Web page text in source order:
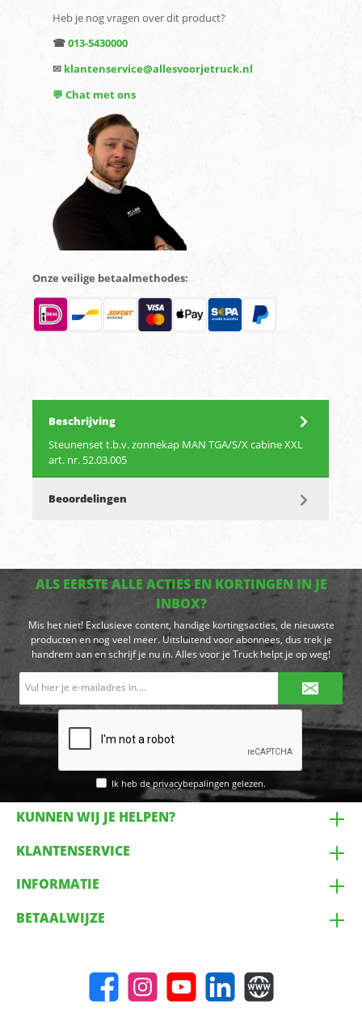
Heb je nog vragen over dit product?
☎013-5430000
✉ klantenservice@allesvoorjetruck.nl
💬 Chat met ons
Onze veilige betaalmethodes:
Beschrijving
Steunenset t.b.v. zonnekap MAN TGA/S/X cabine XXL
art. nr. 52.03.005
Beoordelingen
ALS EERSTE ALLE ACTIES EN KORTINGEN IN JE
INBOX?
Mis het niet! Exclusieve content, handige kortingsacties, de nieuwste
producten en nog veel meer. Uitsluitend voor abonnees, dus trek je
handrem aan en schrijf je nu in. Alles voor je Truck helpt je op weg!
Ik heb de privacybepalingen gelezen.
KUNNEN WIJ JE HELPEN?
KLANTENSERVICE
INFORMATIE
BETAALWIJZE